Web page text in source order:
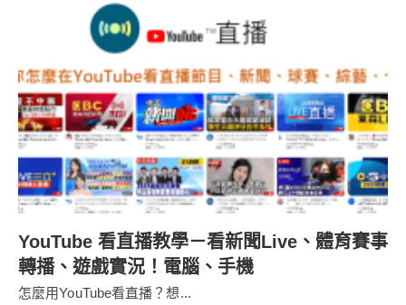
YouTube 看直播教學－看新聞Live、體育賽事
轉播、遊戲實況！電腦、手機
怎麼用YouTube看直播？想...